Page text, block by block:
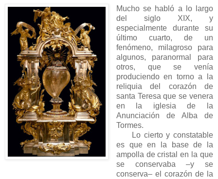
Mucho se habló a lo largo
del siglo XIX, y
especialmente durante su
último cuarto, de un
fenómeno, milagroso para
algunos, paranormal para
otros, que se venía
produciendo en torno a la
reliquia del corazón de
santa Teresa que se venera
en la iglesia de la
Anunciación de Alba de
Tormes.
Lo cierto y constatable
es que en la base de la
ampolla de cristal en la que
se conservaba –y se
conserva– el corazón de la